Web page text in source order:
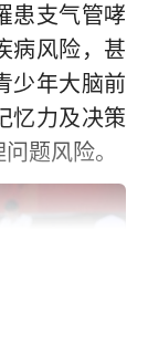
患支气管哮
病风险，甚
少年大脑前
忆力及决策
题风险。